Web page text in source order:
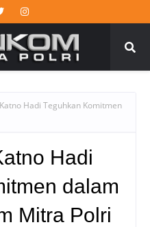
Hadi Teguhkan Komitmen
Hadi
dalam
Mitra Polri